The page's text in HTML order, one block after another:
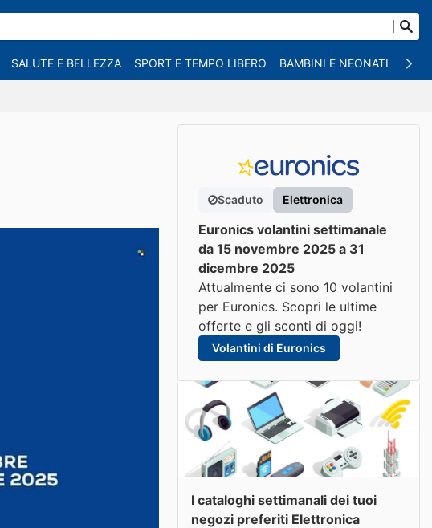
SALUTE E BELLEZZA SPORT E TEMPO LIBERO BAMBINI E NEONATI
Scaduto Elettronica
Euronics volantini settimanale
da 15 novembre 2025 a 31
dicembre 2025
Attualmente ci sono 10 volantini
per Euronics. Scopri le ultime
offerte e gli sconti di oggi!
Volantini di Euronics
I cataloghi settimanali dei tuoi
negozi preferiti Elettronica